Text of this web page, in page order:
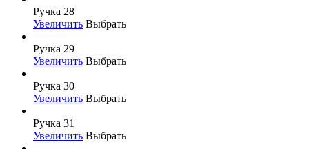
Ручка 28
Увеличить Выбрать
Ручка 29
Увеличить Выбрать
Ручка 30
Увеличить Выбрать
Ручка 31
Увеличить Выбрать